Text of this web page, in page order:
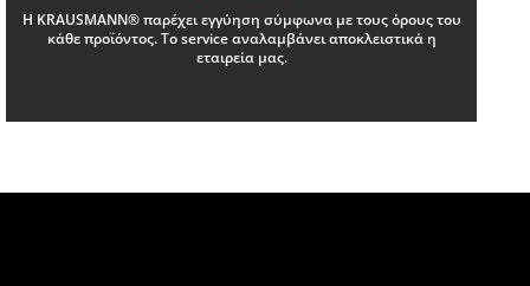
Η KRAUSMANN® παρέχει εγγύηση σύμφωνα με τους όρους του
κάθε προϊόντος. Το service αναλαμβάνει αποκλειστικά η
εταιρεία μας.